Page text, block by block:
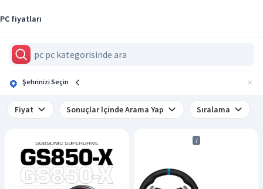
PC fiyatları
Şehrinizi Seçin
Fiyat Sonuçlar İçinde Arama Yap Sıralama
7